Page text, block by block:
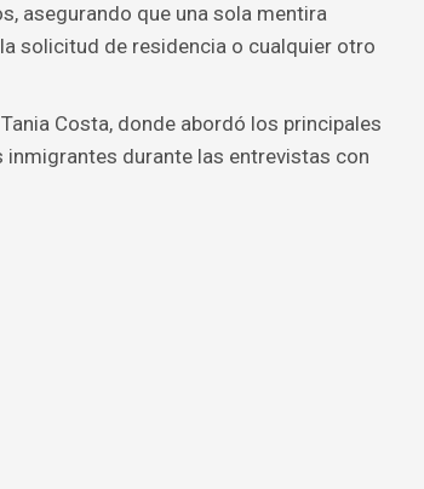
asegurando que una sola mentira
solicitud de residencia o cualquier otro
Costa, donde abordó los principales
inmigrantes durante las entrevistas con